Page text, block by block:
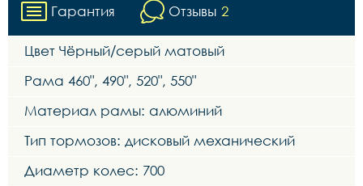
Гарантия Отзывы 2
Цвет Чёрный/серый матовый
Рама 460", 490", 520", 550"
Материал рамы: алюминий
Тип тормозов: дисковый механический
Диаметр колес: 700